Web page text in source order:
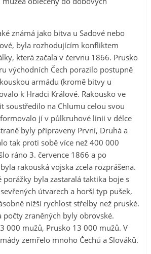
známá jako bitva u Sadové nebo
byla rozhodujícím konfliktem
která začala v červnu 1866. Prusko
východních Čech porazilo postupně
armádu (kromě bitvy u
k Hradci Králové. Rakousko ve
soustředilo na Chlumu celou svou
jí v půlkruhové linii v délce
byly připraveny První, Druhá a
tak proti sobě více než 400 000
ráno 3. července 1866 a po
rakouská vojska zcela rozprášena.
porážky byla zastaralá taktika boje s
útvarech a horší typ pušek,
nižší rychlost střelby než pruské.
počty zraněných byly obrovské.
000 mužů, Prusko 13 000 mužů. V
zemřelo mnoho Čechů a Slováků.